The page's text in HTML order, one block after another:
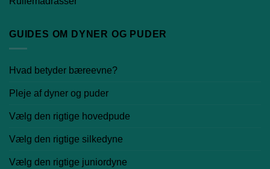
GUIDES OM DYNER OG PUDER
Hvad betyder bæreevne?
Pleje af dyner og puder
Vælg den rigtige hovedpude
Vælg den rigtige silkedyne
Vælg den rigtige juniordyne